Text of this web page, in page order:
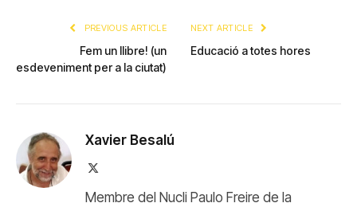
PREVIOUS ARTICLE
Fem un llibre! (un
esdeveniment per a la ciutat)
NEXT ARTICLE
Educació a totes hores
Xavier Besalú
Membre del Nucli Paulo Freire de la